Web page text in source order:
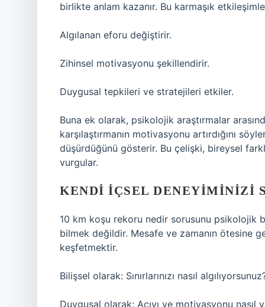
birlikte anlam kazanır. Bu karmaşık
Algılanan eforu değiştirir.
Zihinsel motivasyonu şekillendirir.
Duygusal tepkileri ve stratejileri etkiler.
Buna ek olarak, psikolojik araştırmalar
karşılaştırmanın motivasyonu artırdığını
düşürdüğünü gösterir. Bu çelişki, bireysel
vurgular.
KENDI İÇSEL DENEYIMINIZI
10 km koşu rekoru nedir sorusunu psikolojik
bilmek değildir. Mesafe ve zamanın ötesine
keşfetmektir.
Bilişsel olarak: Sınırlarınızı nasıl
Duygusal olarak: Acıyı ve motivasyonu nasıl